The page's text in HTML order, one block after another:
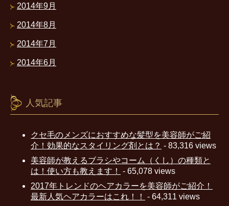
2014年9月
2014年8月
2014年7月
2014年6月
人気記事
クセ毛のメンズにおすすめな髪型を美容師がご紹
介！効果的なスタイリング剤とは？ - 83,316 views
美容師が教えるブラシやコーム（くし）の種類と
は！使い方も教えます！
- 65,078 views
2017年トレンドのヘアカラーを美容師がご紹介！
最新人気ヘアカラーはこれ！！
- 64,311 views